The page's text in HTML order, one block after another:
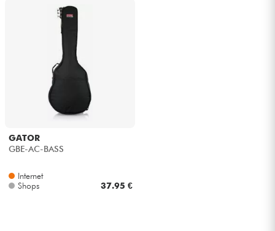
Live-Sound
Licht
Drums
Blasinstrumente
Violinen & Quartett
GATOR
GBE-AC-BASS
Internet
Shops
37.95 €